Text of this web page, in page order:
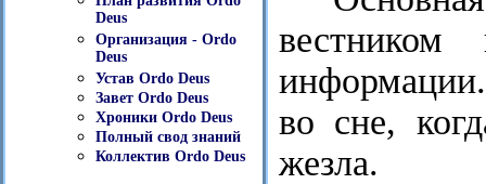
Deus
Организация - Ordo
Deus
Устав Ordo Deus
Завет Ordo Deus
Хроники Ordo Deus
Полный свод знаний
Коллектив Ordo Deus
во сне,
жезла.